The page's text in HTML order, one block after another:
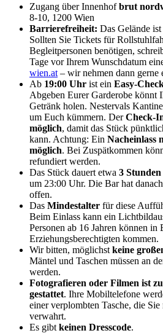
Zugang über Innenhofbrut
8-10, 1200 Wien
Barrierefreiheit: Das Gelände
Sollten Sie Tickets für
Begleitpersonen benötigen,
Tage vor Ihrem Wunschdatum
wien.at – wir nehmen dann gerne
Ab 19:00 Uhr ist ein Easy-
Abgeben Eurer Garderobe könnt
Getränk holen. Nestervals
um Euch kümmern. DerCheck-
möglich, damit das Stück
kann. Achtung: Ein Nacheinlass
möglich. Bei Zuspätkommen
refundiert werden.
Das Stück dauert etwa 3 Stunden
um 23:00 Uhr. Die Bar hat
offen.
Das Mindestalter für diese
Beim Einlass kann ein
Personen ab 16 Jahren können in
Erziehungsberechtigten kommen.
Wir bitten, möglichst keine
Mäntel und Taschen müssen an
werden.
Fotografieren oder Filmen ist
gestattet. Ihre Mobiltelefone
einer verplombten Tasche, die
verwahrt.
Es gibt keinen Dresscode.